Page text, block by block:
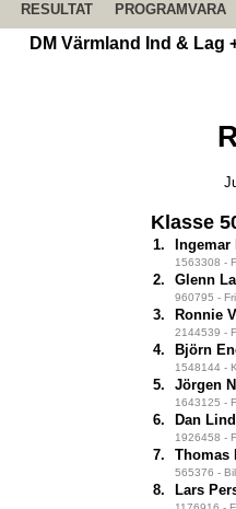
RESULTAT PROGRAMVARA
DM Värmland Ind &
Klasse
1.
1563308 -
2. Glenn
960795 -
3. Ronnie
2144539 -
4. Björn
1548144 -
5. Jörgen
1643125 -
6. Dan
1926458 -
7. Thomas
565376 -
8. Lars